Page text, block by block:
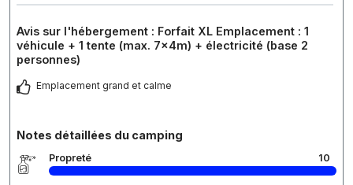
Avis sur l'hébergement : Forfait XL Emplacement : 1
véhicule + 1 tente (max. 7x4m) + électricité (base 2
personnes)
Emplacement grand et calme
Notes détaillées du camping
Propreté 10